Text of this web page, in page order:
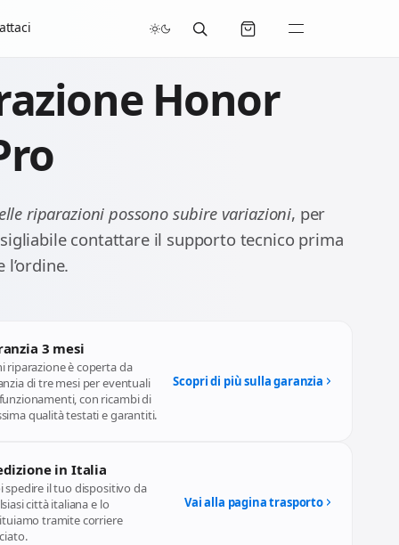
Honor
riparazioni possono subire variazioni, per
contattare il supporto tecnico prima
l’ordine.
3 mesi
riparazione è coperta da
di tre mesi per eventuali
con ricambi di
qualità testati e garantiti.
Scopri di più sulla garanzia
in Italia
spedire il tuo dispositivo da
città italiana e lo
tramite corriere
Vai alla pagina trasporto